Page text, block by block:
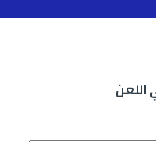
اللعن